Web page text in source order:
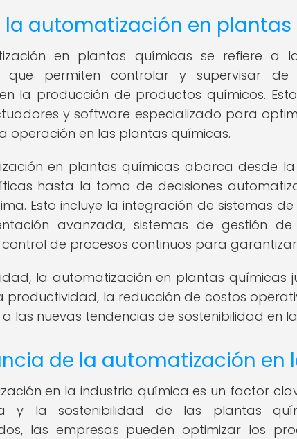
la automatización en
en plantas químicas se refiere a
que permiten controlar y supervisar
la producción de productos químicos.
y software especializado para
operación en las plantas químicas.
en plantas químicas abarca desde
hasta la toma de decisiones
Esto incluye la integración de sistemas
avanzada, sistemas de gestión
de procesos continuos para
la automatización en plantas químicas
productividad, la reducción de costos
las nuevas tendencias de sostenibilidad en
de la automatización en
en la industria química es un factor
y la sostenibilidad de las plantas
las empresas pueden optimizar los